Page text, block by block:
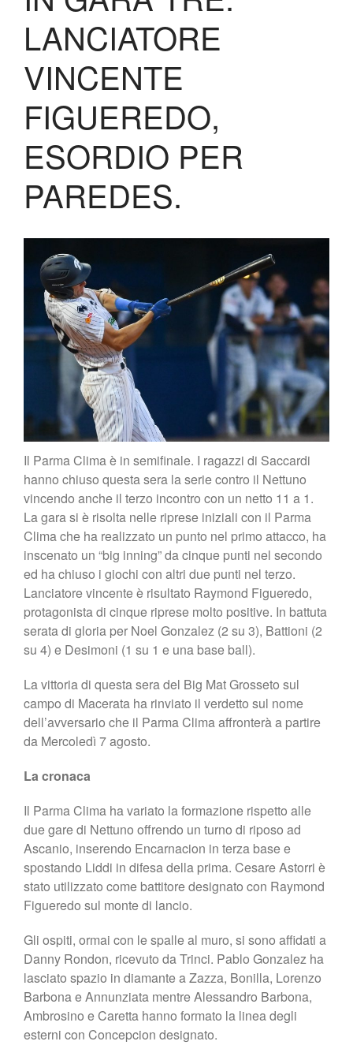
Biglietteria
Shop
LANCIATORE
VINCENTE
FIGUEREDO,
ESORDIO PER
PAREDES.
Il Parma Clima è in semifinale. I ragazzi di Saccardi
hanno chiuso questa sera la serie contro il Nettuno
vincendo anche il terzo incontro con un netto 11 a 1.
La gara si è risolta nelle riprese iniziali con il Parma
Clima che ha realizzato un punto nel primo attacco, ha
inscenato un “big inning” da cinque punti nel secondo
ed ha chiuso i giochi con altri due punti nel terzo.
Lanciatore vincente è risultato Raymond Figueredo,
protagonista di cinque riprese molto positive. In battuta
serata di gloria per Noel Gonzalez (2 su 3), Battioni (2
su 4) e Desimoni (1 su 1 e una base ball).
La vittoria di questa sera del Big Mat Grosseto sul
campo di Macerata ha rinviato il verdetto sul nome
dell’avversario che il Parma Clima affronterà a partire
da Mercoledì 7 agosto.
La cronaca
Il Parma Clima ha variato la formazione rispetto alle
due gare di Nettuno offrendo un turno di riposo ad
Ascanio, inserendo Encarnacion in terza base e
spostando Liddi in difesa della prima. Cesare Astorri è
stato utilizzato come battitore designato con Raymond
Figueredo sul monte di lancio.
Gli ospiti, ormai con le spalle al muro, si sono affidati a
Danny Rondon, ricevuto da Trinci. Pablo Gonzalez ha
lasciato spazio in diamante a Zazza, Bonilla, Lorenzo
Barbona e Annunziata mentre Alessandro Barbona,
Ambrosino e Caretta hanno formato la linea degli
esterni con Concepcion designato.